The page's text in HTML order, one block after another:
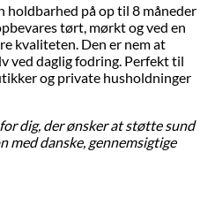
holdbarhed på op til 8 måneder
tørt, mørkt og ved en
kvaliteten. Den er nem at
ved daglig fodring. Perfekt til
og private husholdninger
dig, der ønsker at støtte sund
danske, gennemsigtige